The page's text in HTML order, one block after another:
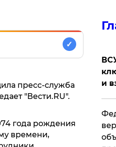
✓
пресс-служба
"Вести.RU".
года рождения
времени,
и